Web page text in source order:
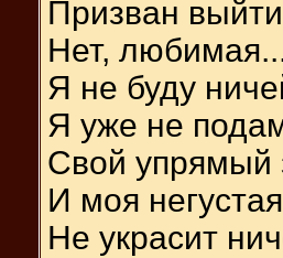
Призван
Нет,
Я не буду
Я уже не
Свой упрямый
И моя
Не украсит